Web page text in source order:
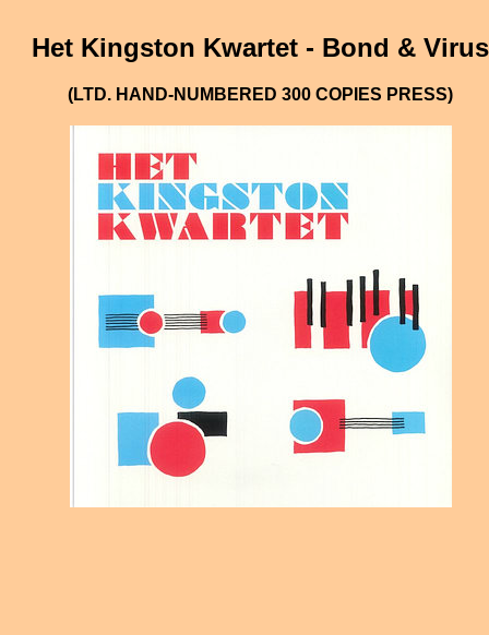
Het Kingston Kwartet - Bond & Virus
(LTD. HAND-NUMBERED 300 COPIES PRESS)